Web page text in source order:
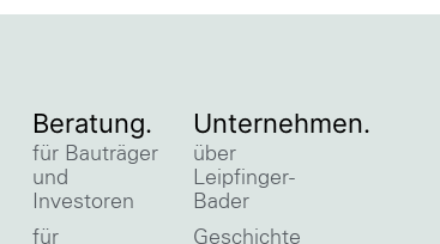
Beratung.
für Bauträger
und
Investoren
für
Unternehmen.
über
Leipfinger-
Bader
Geschichte